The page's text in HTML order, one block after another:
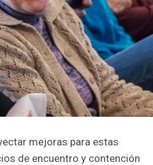
mejoras para estas
de encuentro y contención